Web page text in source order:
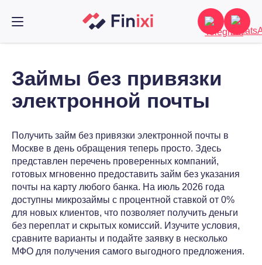
Займы без привязки
электронной почты
Получить займ без привязки электронной почты в
Москве в день обращения теперь просто. Здесь
представлен перечень проверенных компаний,
готовых мгновенно предоставить займ без указания
почты на карту любого банка. На июль 2026 года
доступны микрозаймы с процентной ставкой от 0%
для новых клиентов, что позволяет получить деньги
без переплат и скрытых комиссий. Изучите условия,
сравните варианты и подайте заявку в несколько
МФО для получения самого выгодного предложения.